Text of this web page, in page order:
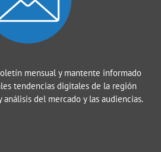
mensual y mantente informado
tendencias digitales de la región
del mercado y las audiencias.